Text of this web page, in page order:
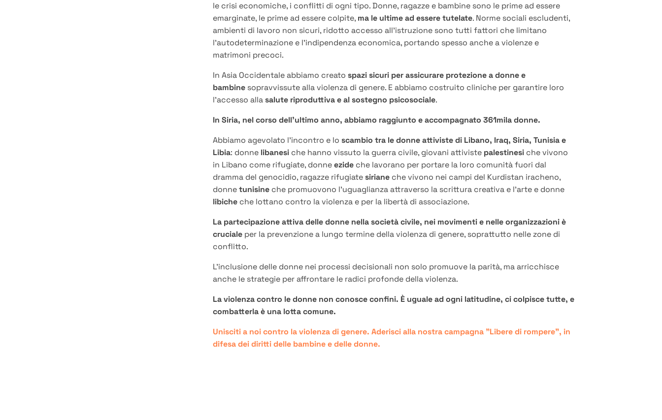
le crisi economiche, i conflitti di ogni tipo. Donne, ragazze e bambine sono le prime ad essere
emarginate, le prime ad essere colpite, ma le ultime ad essere tutelate. Norme sociali escludenti,
ambienti di lavoro non sicuri, ridotto accesso all’istruzione sono tutti fattori che limitano
l’autodeterminazione e l’indipendenza economica, portando spesso anche a violenze e
matrimoni precoci.
In Asia Occidentale abbiamo creato spazi sicuri per assicurare protezione a donne e
bambine sopravvissute alla violenza di genere. E abbiamo costruito cliniche per garantire loro
l’accesso alla salute riproduttiva e al sostegno psicosociale.
In Siria, nel corso dell’ultimo anno, abbiamo raggiunto e accompagnato 361mila donne.
Abbiamo agevolato l’incontro e lo scambio tra le donne attiviste di Libano, Iraq, Siria, Tunisia e
Libia: donne libanesi che hanno vissuto la guerra civile, giovani attiviste palestinesi che vivono
in Libano come rifugiate, donneezide che lavorano per portare la loro comunità fuori dal
dramma del genocidio, ragazze rifugiate siriane che vivono nei campi del Kurdistan iracheno,
donnetunisine che promuovono l’uguaglianza attraverso la scrittura creativa e l’arte e donne
libiche che lottano contro la violenza e per la libertà di associazione.
La partecipazione attiva delle donne nella società civile, nei movimenti e nelle organizzazioni è
cruciale per la prevenzione a lungo termine della violenza di genere, soprattutto nelle zone di
conflitto.
L’inclusione delle donne nei processi decisionali non solo promuove la parità, ma arricchisce
anche le strategie per affrontare le radici profonde della violenza.
La violenza contro le donne non conosce confini. È uguale ad ogni latitudine, ci colpisce tutte, e
combatterla è una lotta comune.
Unisciti a noi contro la violenza di genere. Aderisci alla nostra campagna "Libere di rompere", in
difesa dei diritti delle bambine e delle donne.